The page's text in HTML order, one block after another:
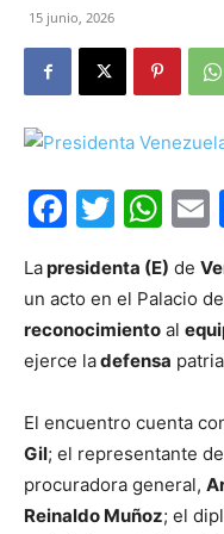
15 junio, 2026
Lapresidenta (E) de
un acto en el Palacio
reconocimiento al
ejerce ladefensa
El encuentro cuenta
Gil; el representante
procuradora general,
Reinaldo Muñoz; el